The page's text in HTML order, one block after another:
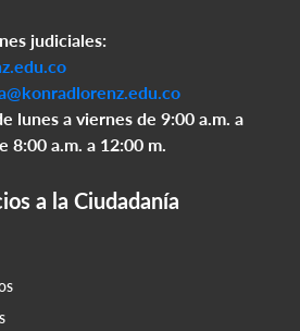
judiciales:
lunes a viernes de 9:00 a.m. a
8:00 a.m. a 12:00 m.
a la Ciudadanía